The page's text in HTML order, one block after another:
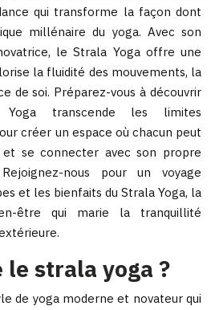
qui transforme la façon dont
millénaire du yoga. Avec son
le Strala Yoga offre une
la fluidité des mouvements, la
de soi. Préparez-vous à découvrir
transcende les limites
créer un espace où chacun peut
se connecter avec son propre
nous pour un voyage
et les bienfaits du Strala Yoga, la
être qui marie la tranquillité
le strala yoga ?
de yoga moderne et novateur qui